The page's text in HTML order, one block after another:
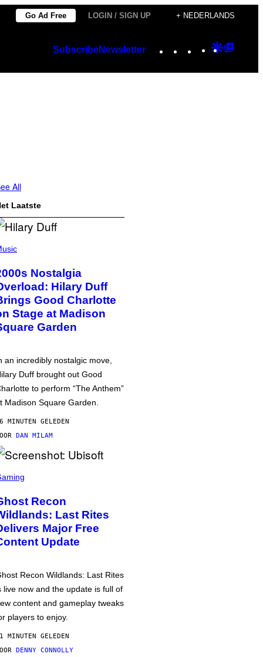
Go Ad Free LOGIN / SIGN UP + NEDERLANDS
SubscribeNewsletter Instagram
TikTok
YouTube
Google
All
Laatste
Nostalgia
Hilary Duff
Good Charlotte
Stage at Madison
Garden
an incredibly nostalgic move,
Duff brought out Good
to perform “The Anthem”
Madison Square Garden.
MINUTEN GELEDEN
DAN MILAM
Recon
Last Rites
Major Free
Update
Recon Wildlands: Last Rites
live now and the update is full of
content and gameplay tweaks
players to enjoy.
MINUTEN GELEDEN
DENNY CONNOLLY